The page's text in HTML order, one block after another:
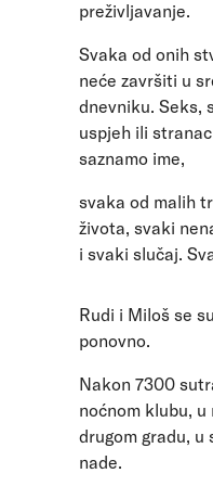
preživljavanje.
Svaka od onih
neće završiti u
dnevniku. Seks,
uspjeh ili
saznamo ime,
svaka od malih
života, svaki
i svaki slučaj.
Rudi i Miloš se
ponovno.
Nakon 7300
noćnom klubu, u
drugom gradu, u
nade.